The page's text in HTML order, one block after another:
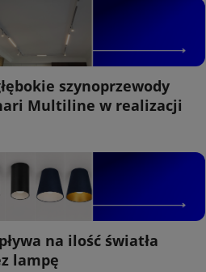
szynoprzewody
Multiline w realizacji
na ilość światła
lampę